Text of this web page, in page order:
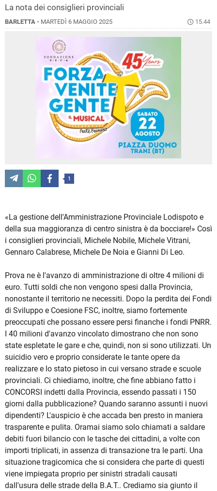
La nota dei consiglieri provinciali
BARLETTA - MARTEDÌ 6 MAGGIO 2025 15.44
1
«La gestione dell'Amministrazione Provinciale Lodispoto e
della sua maggioranza di centro sinistra è da bocciare!» Così
i consiglieri provinciali, Michele Nobile, Michele Vitrani,
Gennaro Calabrese, Michele De Noia e Gianni Di Leo.
Prova ne è l'avanzo di amministrazione di oltre 4 milioni di
euro. Tutti soldi che non vengono spesi dalla Provincia,
nonostante il territorio ne necessiti. Dopo la perdita dei Fondi
di Sviluppo e Coesione FSC, inoltre, siamo fortemente
preoccupati che possano essere persi finanche i fondi PNRR.
I 40 milioni d'avanzo vincolato dimostrano che non sono
state espletate le gare e che, quindi, non si sono utilizzati. Un
suicidio vero e proprio considerate le tante opere da
realizzare e lo stato pietoso in cui versano strade e scuole
provinciali. Ci chiediamo, inoltre, che fine abbiano fatto i
CONCORSI indetti dalla Provincia, essendo passati i 150
giorni dalla pubblicazione? Quando saranno assunti i nuovi
dipendenti? L'auspicio è che accada ben presto in maniera
trasparente e pulita. Oramai siamo solo chiamati a saldare
debiti fuori bilancio con le tasche dei cittadini, a volte con
importi triplicati, in assenza di transazione tra le parti. Una
situazione tragicomica che si considera che parte di questi
viene impiegata proprio per sinistri stradali causati
dall'usura delle strade della B.A.T.. Crediamo sia giunto il